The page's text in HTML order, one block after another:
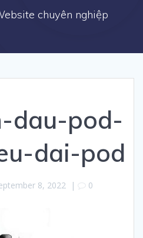
chuyên nghiệp
dau-pod-
dai-pod
8, 2022 | 0